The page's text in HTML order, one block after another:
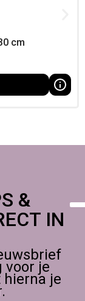
cm
&
IN
voor je
je